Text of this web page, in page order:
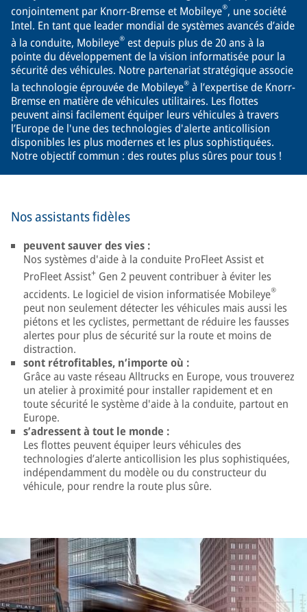
conjointement par Knorr-Bremse et Mobileye®, une société
Intel. En tant que leader mondial de systèmes avancés d’aide
à la conduite, Mobileye® est depuis plus de 20 ans à la
pointe du développement de la vision informatisée pour la
sécurité des véhicules. Notre partenariat stratégique associe
la technologie éprouvée de Mobileye® à l’expertise de Knorr-
Bremse en matière de véhicules utilitaires. Les flottes
peuvent ainsi facilement équiper leurs véhicules à travers
l’Europe de l'une des technologies d'alerte anticollision
disponibles les plus modernes et les plus sophistiquées.
Notre objectif commun : des routes plus sûres pour tous !
Nos assistants fidèles
peuvent sauver des vies :
Nos systèmes d'aide à la conduite ProFleet Assist et
ProFleet Assist+ Gen 2 peuvent contribuer à éviter les
accidents. Le logiciel de vision informatisée Mobileye®
peut non seulement détecter les véhicules mais aussi les
piétons et les cyclistes, permettant de réduire les fausses
alertes pour plus de sécurité sur la route et moins de
distraction.
sont rétrofitables, n’importe où :
Grâce au vaste réseau Alltrucks en Europe, vous trouverez
un atelier à proximité pour installer rapidement et en
toute sécurité le système d'aide à la conduite, partout en
Europe.
s’adressent à tout le monde :
Les flottes peuvent équiper leurs véhicules des
technologies d’alerte anticollision les plus sophistiquées,
indépendamment du modèle ou du constructeur du
véhicule, pour rendre la route plus sûre.